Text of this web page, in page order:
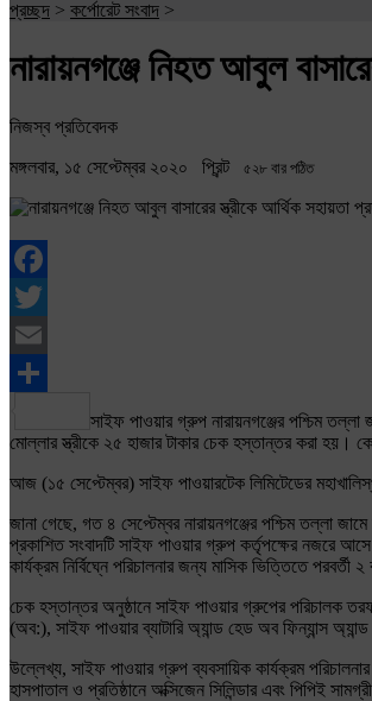
প্রচ্ছদ > কর্পোরেট সংবাদ >
নারায়নগঞ্জে নিহত আবুল
নিজস্ব প্রতিবেদক
মঙ্গলবার, ১৫ সেপ্টেম্বর ২০২০ প্রিন্ট ৫২৮ বার পঠিত
Facebook
Twitter
Email
Share
সাইফ পাওয়ার গ্রুপ নারায়নগঞ্জের পশ্চিম
মোল্লার স্ত্রীকে ২৫ হাজার টাকার চেক হস্তান্তর করা হয়।
আজ (১৫ সেপ্টেম্বর) সাইফ পাওয়ারটেক লিমিটেডের
জানা গেছে, গত ৪ সেপ্টেম্বর নারায়নগঞ্জের পশ্চিম তল্লা
প্রকাশিত সংবাদটি সাইফ পাওয়ার গ্রুপ কর্তৃপক্ষের নজরে
কার্যক্রম নির্বিঘ্নে পরিচালনার জন্য মাসিক ভিত্তিতে
চেক হস্তান্তর অনুষ্ঠানে সাইফ পাওয়ার গ্রুপের পরিচালক
(অব:), সাইফ পাওয়ার ব্যাটারি অ্যান্ড হেড অব ফিন্যান্স
উল্লেখ্য, সাইফ পাওয়ার গ্রুপ ব্যবসায়িক কার্যক্রম
হাসপাতাল ও প্রতিষ্ঠানে অক্সিজেন সিলিন্ডার এবং পিপিই